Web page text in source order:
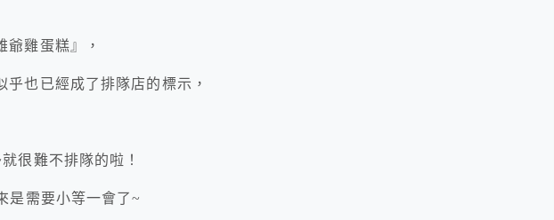
爺雞蛋糕』，
乎也已經成了排隊店的標示，
很難不排隊的啦！
是需要小等一會了~